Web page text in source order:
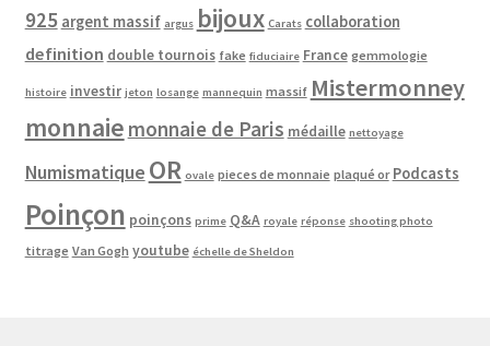
925 argent massif argus bijoux Carats collaboration
definition double tournois fake fiduciaire France gemmologie
histoire investir jeton losange mannequin massif Mistermonney
monnaie monnaie de Paris médaille nettoyage
Numismatique OR ovale pieces de monnaie plaqué or Podcasts
Poinçon poinçons prime Q&A royale réponse shooting photo
titrage Van Gogh youtube échelle de Sheldon